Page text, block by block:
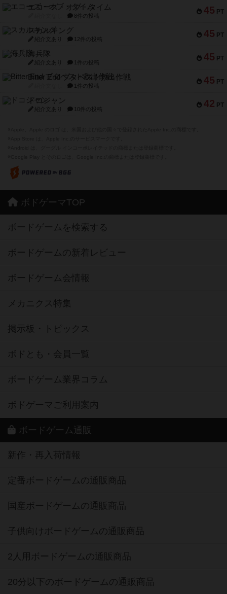
45 PT
エコーズ・オブ・タイム
8件の投稿
45 PT
スカルキング
紹介文あり 12件の投稿
45 PT
海兵隊
紹介文あり 1件の投稿
45 PT
Bitter End ブタペスト救出作戦
1件の投稿
42 PT
ドコジャン
紹介文あり 10件の投稿
ボドゲーマTOP
ボードゲームを検索する
ボードゲームの新着レビュー
ボードゲーム会情報
メカニクス特集
掲示板・トピックス
ボドとも・会員一覧
ボードゲーム業界コラム
ボドゲーマご利用案内
ボードゲーム通販
新作・再入荷情報
定番ボードゲームの通販商品
国産ボードゲームの通販商品
子供向けボードゲームの通販商品
2人用ボードゲームの通販商品
20分以下のボードゲームの通販商品